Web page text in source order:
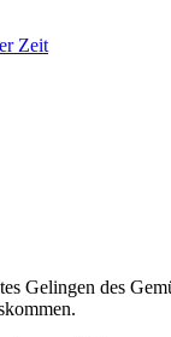
Zeit
Gelingen des